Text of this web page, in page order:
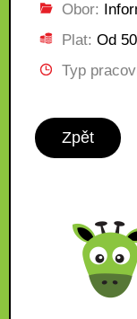
Obor:
Plat: Od
Typ
Zpět